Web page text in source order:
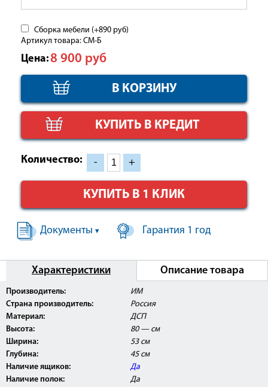
Сборка мебели (+890 руб)
Артикул товара: СМ-Б
Цена:8 900 руб
КУПИТЬ В КРЕДИТ
Количество: - +
КУПИТЬ В 1 КЛИК
Документы ▾ Гарантия 1 год
Характеристики Описание товара
Производитель:
ИМ
Страна производитель:
Россия
Материал:
ДСП
Высота:
80 — см
Ширина:
53 см
Глубина:
45 см
Наличие ящиков:
Да
Наличие полок:
Да
Данное изделие поставляется с
Регистрационным Удостоверением Росздравнадзора
РФ и может быть использовано в медицинских
центрах, ЛПУ, а так же косметологических и
массажных кабинетах.